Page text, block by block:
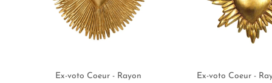
Ex-voto Coeur - Rayon
Ex-voto Coeur -